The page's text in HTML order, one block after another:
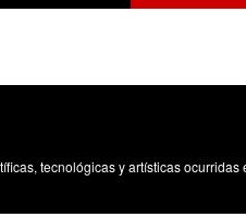
y artísticas ocurridas en los tres